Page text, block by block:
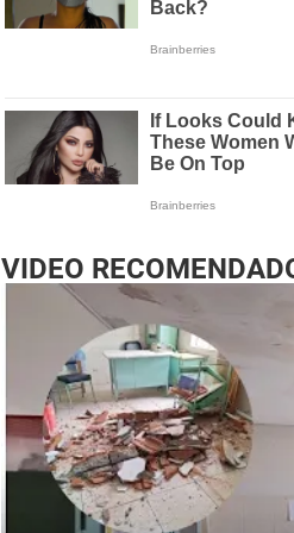
VIDEO